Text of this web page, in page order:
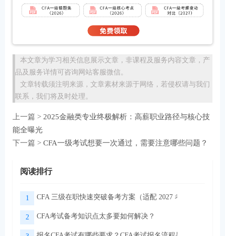
本文章为学习相关信息展示文章，非课程及服务内容文章，产
品及服务详情可咨询网站客服微信。
文章转载须注明来源，文章素材来源于网络，若侵权请与我们
联系，我们将及时处理。
上一篇 > 2025金融类专业终极解析：高薪职业路径与核心技
能全曝光​
下一篇 > CFA一级考试想要一次通过，需要注意哪些问题？
阅读排行
1 CFA 三级在职快速突破备考方案（适配 2027 考季）
2 CFA考试备考知识点太多要如何解决？